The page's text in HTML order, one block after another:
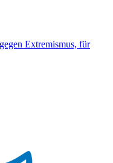
Extremismus, für